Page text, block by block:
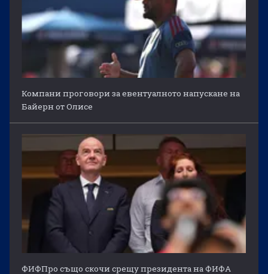
Компани проговори за евентуалното напускане на
Байерн от Олисе
ФИФПро също скочи срещу президента на ФИФА